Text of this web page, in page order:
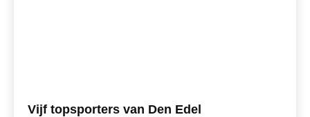
Vijf topsporters van Den Edel